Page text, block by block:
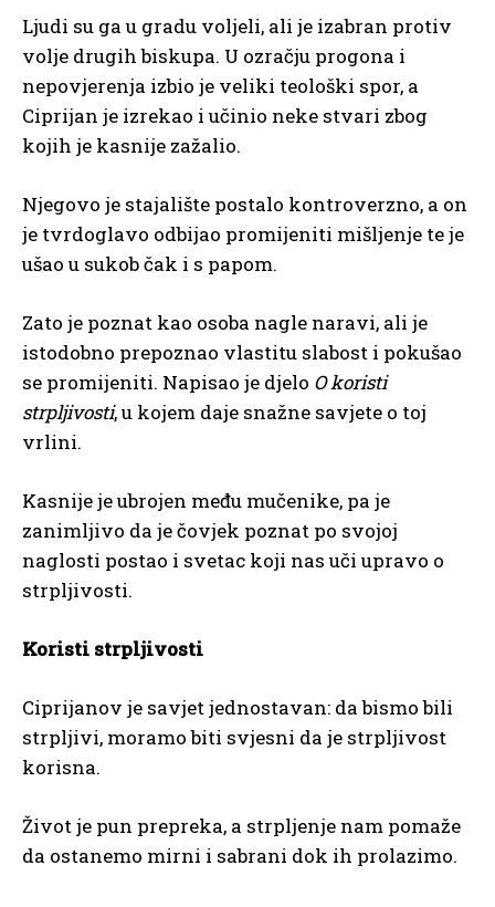
Ljudi su ga u gradu voljeli, ali je izabran protiv
volje drugih biskupa. U ozračju progona i
nepovjerenja izbio je veliki teološki spor, a
Ciprijan je izrekao i učinio neke stvari zbog
kojih je kasnije zažalio.
Njegovo je stajalište postalo kontroverzno, a on
je tvrdoglavo odbijao promijeniti mišljenje te je
ušao u sukob čak i s papom.
Zato je poznat kao osoba nagle naravi, ali je
istodobno prepoznao vlastitu slabost i pokušao
se promijeniti. Napisao je djelo O koristi
strpljivosti, u kojem daje snažne savjete o toj
vrlini.
Kasnije je ubrojen među mučenike, pa je
zanimljivo da je čovjek poznat po svojoj
naglosti postao i svetac koji nas uči upravo o
strpljivosti.
Koristi strpljivosti
Ciprijanov je savjet jednostavan: da bismo bili
strpljivi, moramo biti svjesni da je strpljivost
korisna.
Život je pun prepreka, a strpljenje nam pomaže
da ostanemo mirni i sabrani dok ih prolazimo.